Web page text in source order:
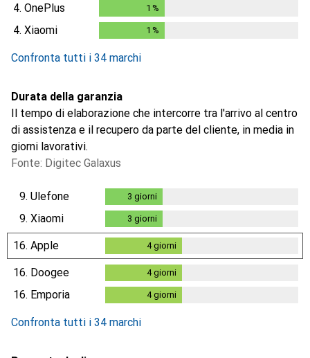
4. OnePlus 1 %
4. Xiaomi 1 %
Confronta tutti i 34 marchi
Durata della garanzia
Il tempo di elaborazione che intercorre tra l'arrivo al centro
di assistenza e il recupero da parte del cliente, in media in
giorni lavorativi.
Fonte: Digitec Galaxus
9. Ulefone 3 giorni
9. Xiaomi 3 giorni
16. Apple 4giorni
16. Doogee 4giorni
16. Emporia 4giorni
Confronta tutti i 34 marchi